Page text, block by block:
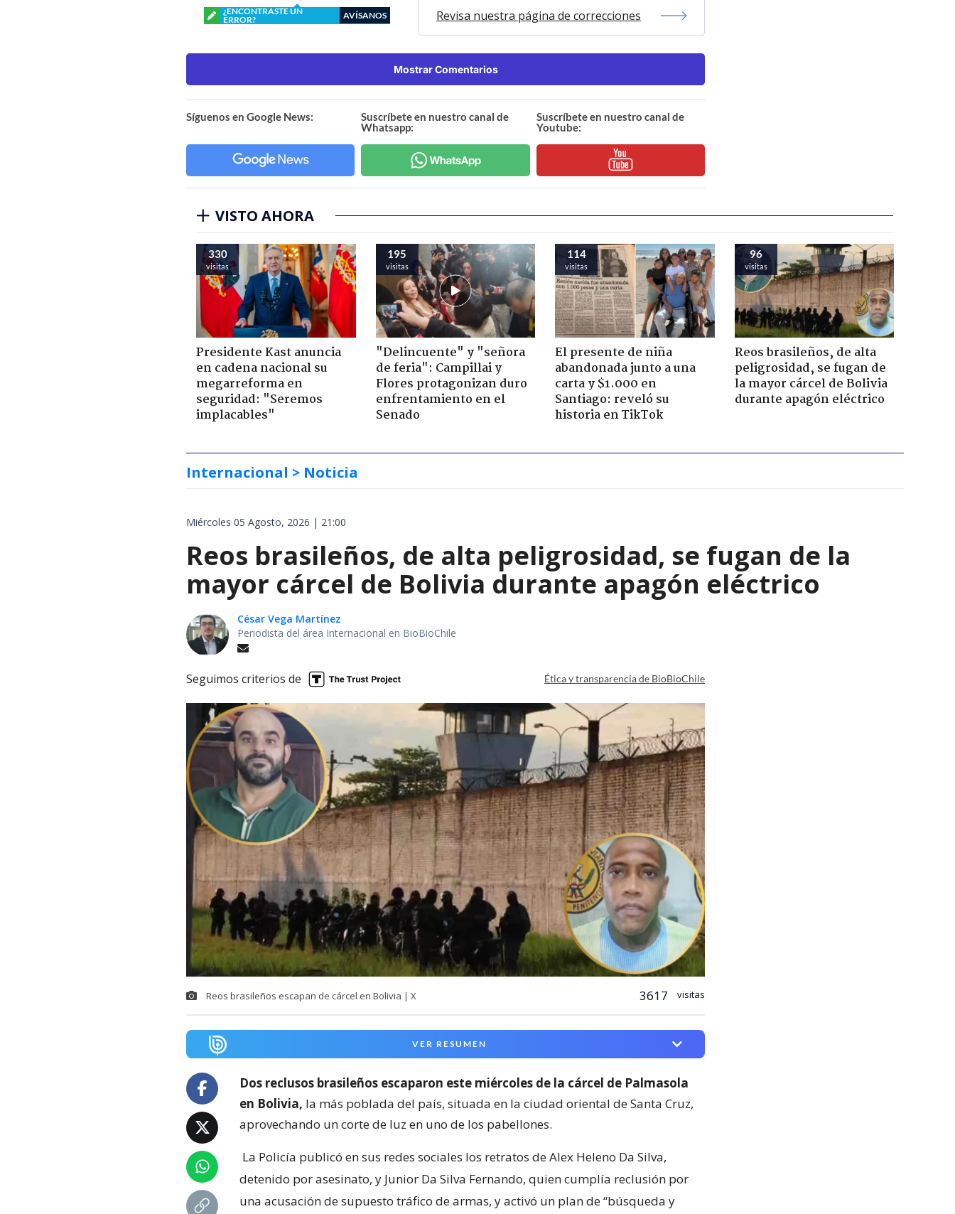
¿ENCONTRASTE UN
ERROR?
AVÍSANOS Revisa nuestra página de correcciones
Mostrar Comentarios
Síguenos en Google News:
Suscríbete en nuestro canal de
Whatsapp:
Suscríbete en nuestro canal de
Youtube:
VISTO AHORA
330
visitas
Presidente Kast anuncia
en cadena nacional su
megarreforma en
seguridad: "Seremos
implacables"
195
visitas
"Delincuente" y "señora
de feria": Campillai y
Flores protagonizan duro
enfrentamiento en el
Senado
114
visitas
El presente de niña
abandonada junto a una
carta y $1.000 en
Santiago: reveló su
historia en TikTok
96
visitas
Reos brasileños, de alta
peligrosidad, se fugan de
la mayor cárcel de Bolivia
durante apagón eléctrico
Internacional > Noticia
Miércoles 05 Agosto, 2026 | 21:00
Reos brasileños, de alta peligrosidad, se fugan de la
mayor cárcel de Bolivia durante apagón eléctrico
César Vega Martínez
Periodista del área Internacional en BioBioChile
Seguimos criterios de Ética y transparencia de BioBioChile
Reos brasileños escapan de cárcel en Bolivia | X 3617 visitas
VER RESUMEN
Dos reclusos brasileños escaparon este miércoles de la cárcel de Palmasola
en Bolivia, la más poblada del país, situada en la ciudad oriental de Santa Cruz,
aprovechando un corte de luz en uno de los pabellones.
La Policía publicó en sus redes sociales los retratos de Alex Heleno Da Silva,
detenido por asesinato, y Junior Da Silva Fernando, quien cumplía reclusión por
una acusación de supuesto tráfico de armas, y activó un plan de “búsqueda y